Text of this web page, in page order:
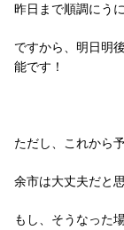
昨日まで順調にう
ですから、明日明
能です！
ただし、これから
余市は大丈夫だと
もし、そうなった